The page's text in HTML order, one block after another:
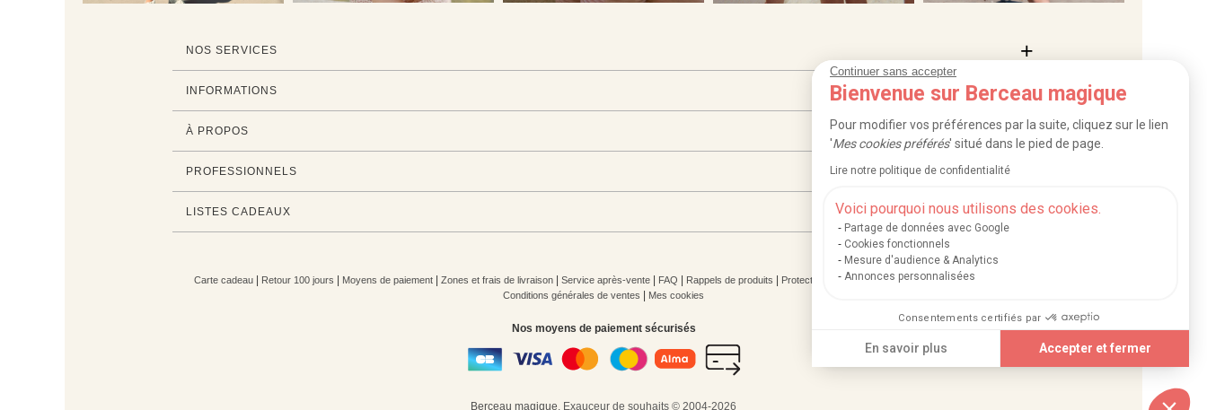
Continuer sans accepter
Bienvenue sur Berceau magique
Pour modifier vos préférences par la suite, cliquez sur le lien
'Mes cookies préférés' situé dans le pied de page.
Lire notre politique de confidentialité
Voici pourquoi nous utilisons des cookies.
Partage de données avec Google
Cookies fonctionnels
Mesure d'audience & Analytics
Annonces personnalisées
Consentements certifiés par
En savoir plus Accepter et fermer
Notre plateforme vous permet d'adapter et de gérer vos paramètres de
NOS SERVICES
INFORMATIONS
À PROPOS
PROFESSIONNELS
LISTES CADEAUX
Carte cadeau| Retour 100 jours Moyens de paiement| Zones et frais de livraison| Service après-vente| FAQ Rappels de produits Protection des données|Mentions légales et crédits
Conditions générales de ventes Mes cookies
Nos moyens de paiement sécurisés
Berceau magique. Exauceur de souhaits © 2004-2026